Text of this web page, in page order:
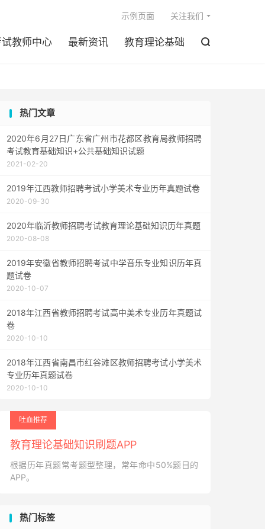
教师中心 最新资讯 教育理论基础 
示例页面 关注我们
热门文章
2020年6月27日广东省广州市花都区教育局教师招聘
考试教育基础知识+公共基础知识试题
2021-02-20
2019年江西教师招聘考试小学美术专业历年真题试卷
2020-09-30
2020年临沂教师招聘考试教育理论基础知识历年真题
2020-08-08
2019年安徽省教师招聘考试中学音乐专业知识历年真
题试卷
2020-10-07
2018年江西省教师招聘考试高中美术专业历年真题试
卷
2020-10-10
2018年江西省南昌市红谷滩区教师招聘考试小学美术
专业历年真题试卷
2020-10-10
吐血推荐
教育理论基础知识刷题APP
根据历年真题常考题型整理，常年命中50%题目的
APP。
热门标签